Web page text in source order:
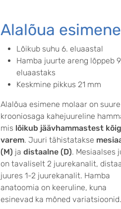
Alalõua
Lõikub suhu 6. eluaastal
Hamba juurte areng lõppeb
eluaastaks
Keskmine pikkus 21 mm
Alalõua esimene molaar on suure
krooniosaga kahejuureline
mis lõikub jäävhammastest
varem. Juuri tähistatakse
(M) ja distaalne (D). Mesiaalses
on tavaliselt 2 juurekanalit,
juures 1-2 juurekanalit. Hamba
anatoomia on keeruline, kuna
esinevad ka mõned variatsioonid.